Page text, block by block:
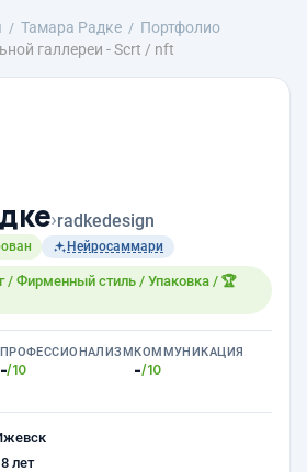
Тамара Радке
Портфолио
галлереи - Scrt / nft
›radkedesign
Нейросаммари
/ Фирменный стиль / Упаковка / 🏆
ПРОФЕССИОНАЛИЗМ
-/10
КОММУНИКАЦИЯ
-/10
лет